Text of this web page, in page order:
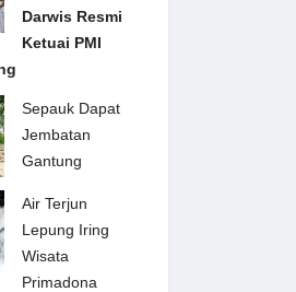
Darwis Resmi
Ketuai PMI
Sepauk Dapat
Jembatan
Gantung
Air Terjun
Lepung Iring
Wisata
Primadona